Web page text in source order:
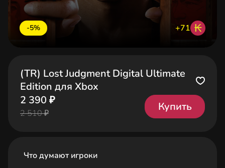
-5% +71 ₭
(TR) Lost Judgment Digital Ultimate
Edition для Xbox
2 390 ₽
2 510 ₽
Купить
Что думают игроки